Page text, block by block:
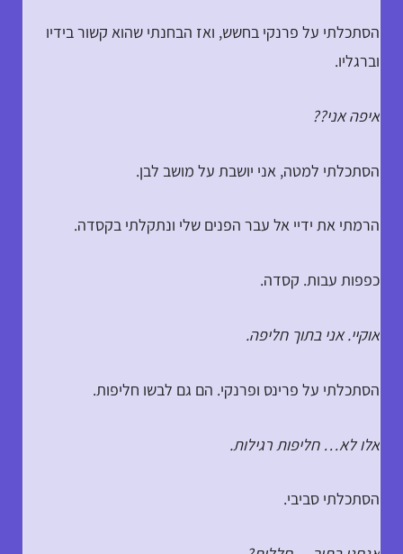
הסתכלתי על פרנקי בחשש, ואז הבחנתי שהוא קשור בידיו
וברגליו.
איפה אני??
הסתכלתי למטה, אני יושבת על מושב לבן.
הרמתי את ידיי אל עבר הפנים שלי ונתקלתי בקסדה.
כפפות עבות. קסדה.
אוקיי. אני בתוך חליפה.
הסתכלתי על פרינס ופרנקי. הם גם לבשו חליפות.
אלו לא… חליפות רגילות.
הסתכלתי סביבי.